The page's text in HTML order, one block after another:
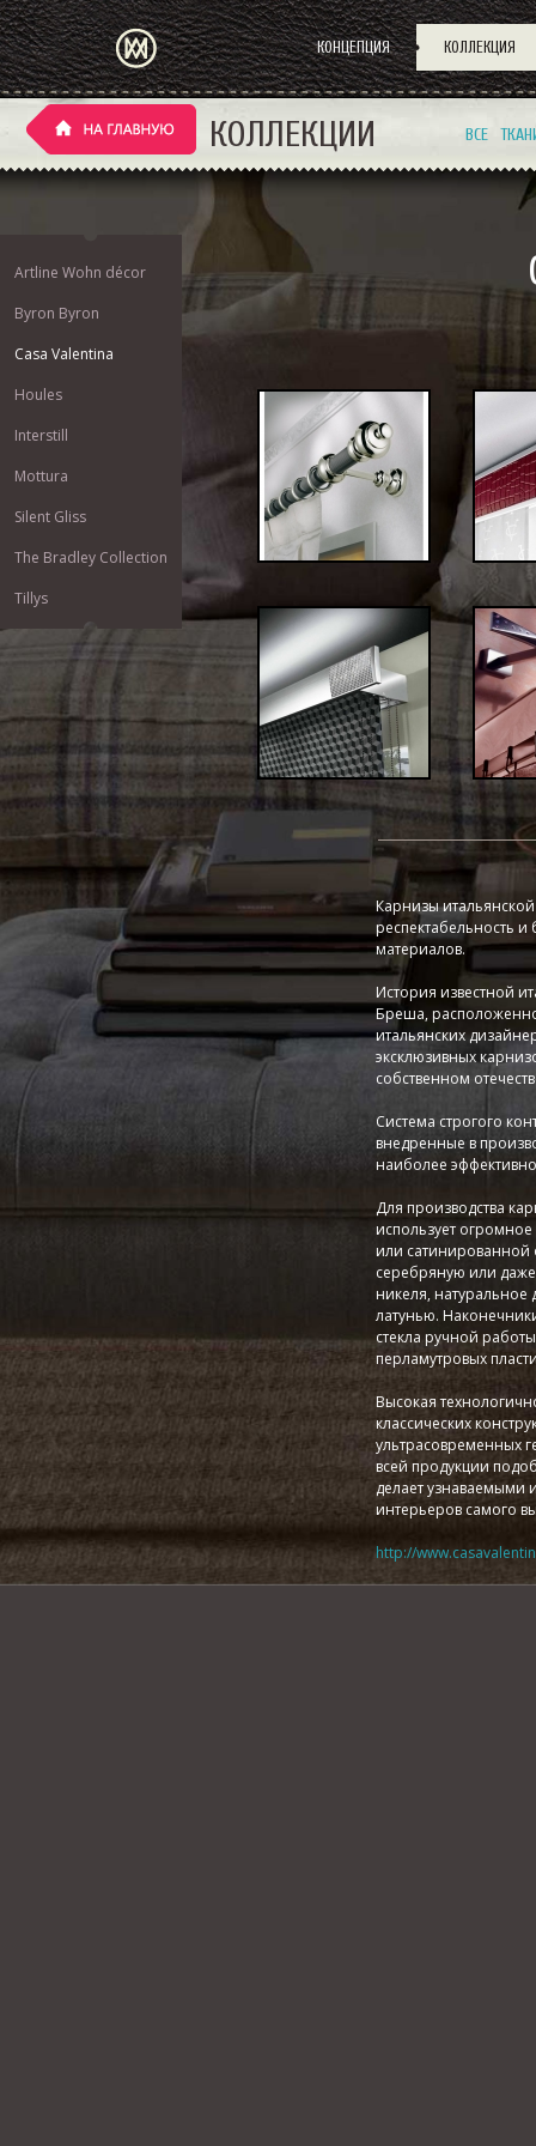
КОНЦЕПЦИЯ КОЛЛЕКЦИЯ
КОЛЛЕКЦИИ ВСЕ
Artline Wohn décor
Byron Byron
Casa Valentina
Houles
Interstill
Mottura
Silent Gliss
The Bradley Collection
Tillys
Карнизы
респектабельность
материалов.
История известной
Бреша,
итальянских
эксклюзивных
собственном
Система строгого
внедренные в
наиболее
Для производства
использует
или сатинированной
серебряную или
никеля,
латунью.
стекла ручной
перламутровых
Высокая
классических
ультрасовременных
всей продукции
делает узнаваемыми
интерьеров самого
http://